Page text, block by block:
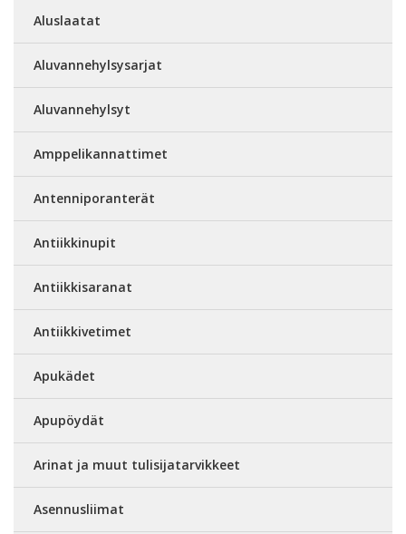
Aluslaatat
Aluvannehylsysarjat
Aluvannehylsyt
Amppelikannattimet
Antenniporanterät
Antiikkinupit
Antiikkisaranat
Antiikkivetimet
Apukädet
Apupöydät
Arinat ja muut tulisijatarvikkeet
Asennusliimat